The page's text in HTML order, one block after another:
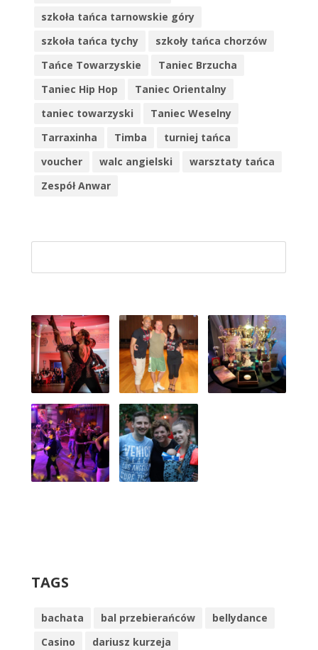
szkoła tańca tarnowskie góry
szkoła tańca tychy
szkoły tańca chorzów
Tańce Towarzyskie
Taniec Brzucha
Taniec Hip Hop
Taniec Orientalny
taniec towarzyski
Taniec Weselny
Tarraxinha
Timba
turniej tańca
voucher
walc angielski
warsztaty tańca
Zespół Anwar
TAGS
bachata bal przebierańców
bellydance
Casino
dariusz kurzeja